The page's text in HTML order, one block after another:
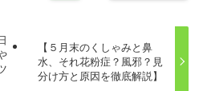
【５月末のくしゃみと鼻
水、それ花粉症？風邪？見
分け方と原因を徹底解説】